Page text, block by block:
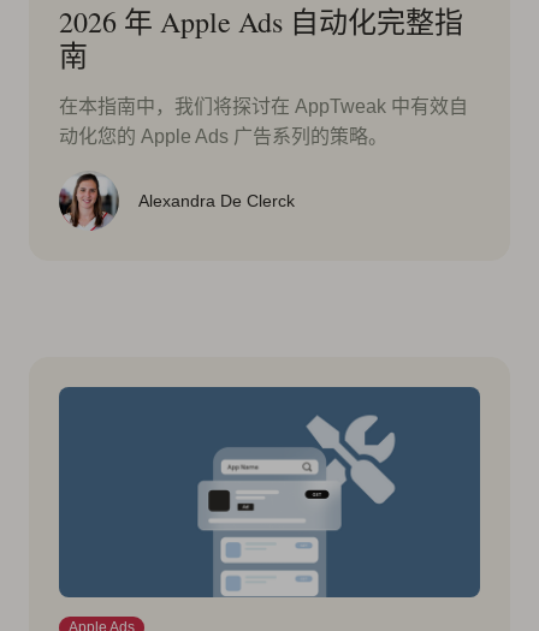
2026 年 Apple Ads 自动化完整指
南
在本指南中，我们将探讨在 AppTweak 中有效自
动化您的 Apple Ads 广告系列的策略。
Alexandra De Clerck
Apple Ads